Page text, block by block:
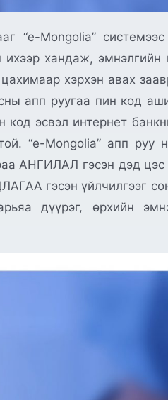
“e-Mongolia”
хандаж, эмнэлгийн
хэрхэн авах
апп руугаа пин код
код эсвэл интернет
“e-Mongolia” апп руу
АНГИЛАЛ гэсэн дэд
гэсэн үйлчилгээг
дүүрэг, өрхийн